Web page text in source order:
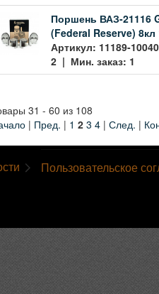
Поршень ВАЗ-21116
(Federal Reserve)
Артикул: 11189-
2 | Мин. заказ: 1
31 - 60 из 108
| Пред. | 1 2 3 4 | След. |
Пользовательское